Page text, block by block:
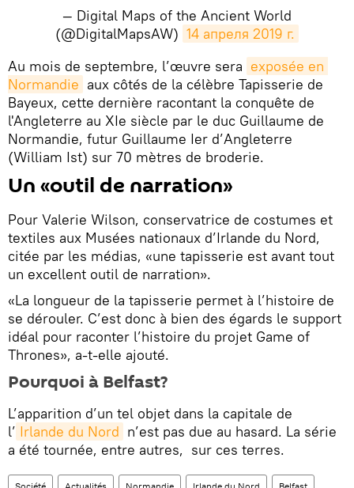
— Digital Maps of the Ancient World
(@DigitalMapsAW) 14 апреля 2019 г.
​Au mois de septembre, l’œuvre sera exposée en
Normandie aux côtés de la célèbre Tapisserie de
Bayeux, cette dernière racontant la conquête de
l'Angleterre au XIe siècle par le duc Guillaume de
Normandie, futur Guillaume Ier d’Angleterre
(William Ist) sur 70 mètres de broderie.
Un «outil de narration»
Pour Valerie Wilson, conservatrice de costumes et
textiles aux Musées nationaux d’Irlande du Nord,
citée par les médias, «une tapisserie est avant tout
un excellent outil de narration».
«La longueur de la tapisserie permet à l’histoire de
se dérouler. C’est donc à bien des égards le support
idéal pour raconter l’histoire du projet Game of
Thrones», a-t-elle ajouté.
Pourquoi à Belfast?
L’apparition d’un tel objet dans la capitale de
l’ Irlande du Nord n’est pas due au hasard. La série
a été tournée, entre autres, sur ces terres.